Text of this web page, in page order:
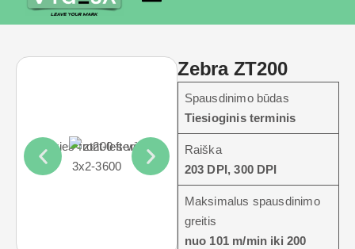
Zebra ZT200
Spausdinimo būdas
Tiesioginis terminis
Raiška
203 DPI, 300 DPI
Maksimalus spausdinimo
greitis
nuo 101 m/min iki 200